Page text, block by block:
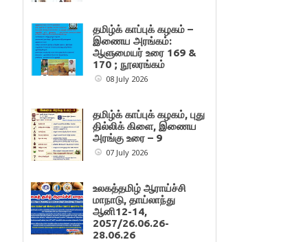
தமிழ்க் காப்புக் கழகம் –
இணைய அரங்கம்:
ஆளுமையர் உரை 169 &
170 ; நூலரங்கம்
08 July 2026
தமிழ்க் காப்புக் கழகம், புது
தில்லிக் கிளை, இணைய
அரங்கு உரை – 9
07 July 2026
உலகத்தமிழ் ஆராய்ச்சி
மாநாடு, தாய்லாந்து
ஆனி12-14,
2057/26.06.26-
28.06.26